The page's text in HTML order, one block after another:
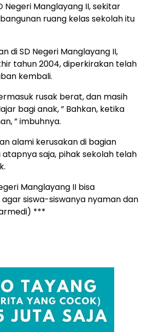
Negeri Manglayang II, sekitar
ruang kelas sekolah itu
di SD Negeri Manglayang II,
tahun 2004, diperkirakan telah
kembali.
rusak berat, dan masih
bagi anak, ” Bahkan, ketika
” imbuhnya.
alami kerusakan di bagian
saja, pihak sekolah telah
Manglayang II bisa
siswa-siswanya nyaman dan
***